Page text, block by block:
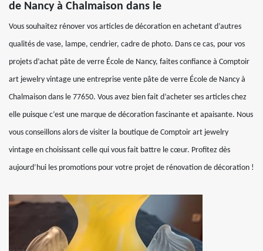
de Nancy à Chalmaison dans le
Vous souhaitez rénover vos articles de décoration en achetant d’autres
qualités de vase, lampe, cendrier, cadre de photo. Dans ce cas, pour vos
projets d’achat pâte de verre École de Nancy, faites confiance à Comptoir
art jewelry vintage une entreprise vente pâte de verre École de Nancy à
Chalmaison dans le 77650. Vous avez bien fait d’acheter ses articles chez
elle puisque c’est une marque de décoration fascinante et apaisante. Nous
vous conseillons alors de visiter la boutique de Comptoir art jewelry
vintage en choisissant celle qui vous fait battre le cœur. Profitez dès
aujourd’hui les promotions pour votre projet de rénovation de décoration !